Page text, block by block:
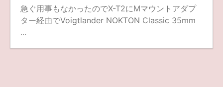
急ぐ用事もなかったのでX-T2にMマウントアダプ
ター経由でVoigtlander NOKTON Classic 35mm
...